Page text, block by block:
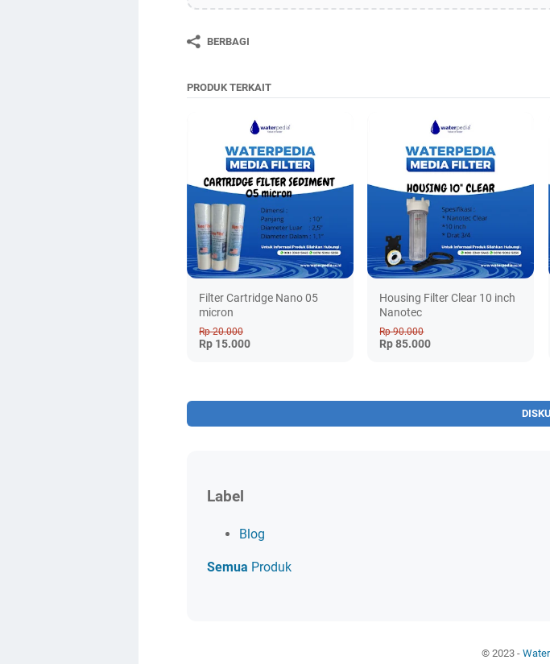
BERBAGI
PRODUK TERKAIT
Filter Cartridge Nano 05
micron
Rp 20.000
Rp 15.000
Housing Filter Clear 10 inch
Nanotec
Rp 90.000
Rp 85.000
Label
Blog
Semua Produk
© 2023 -